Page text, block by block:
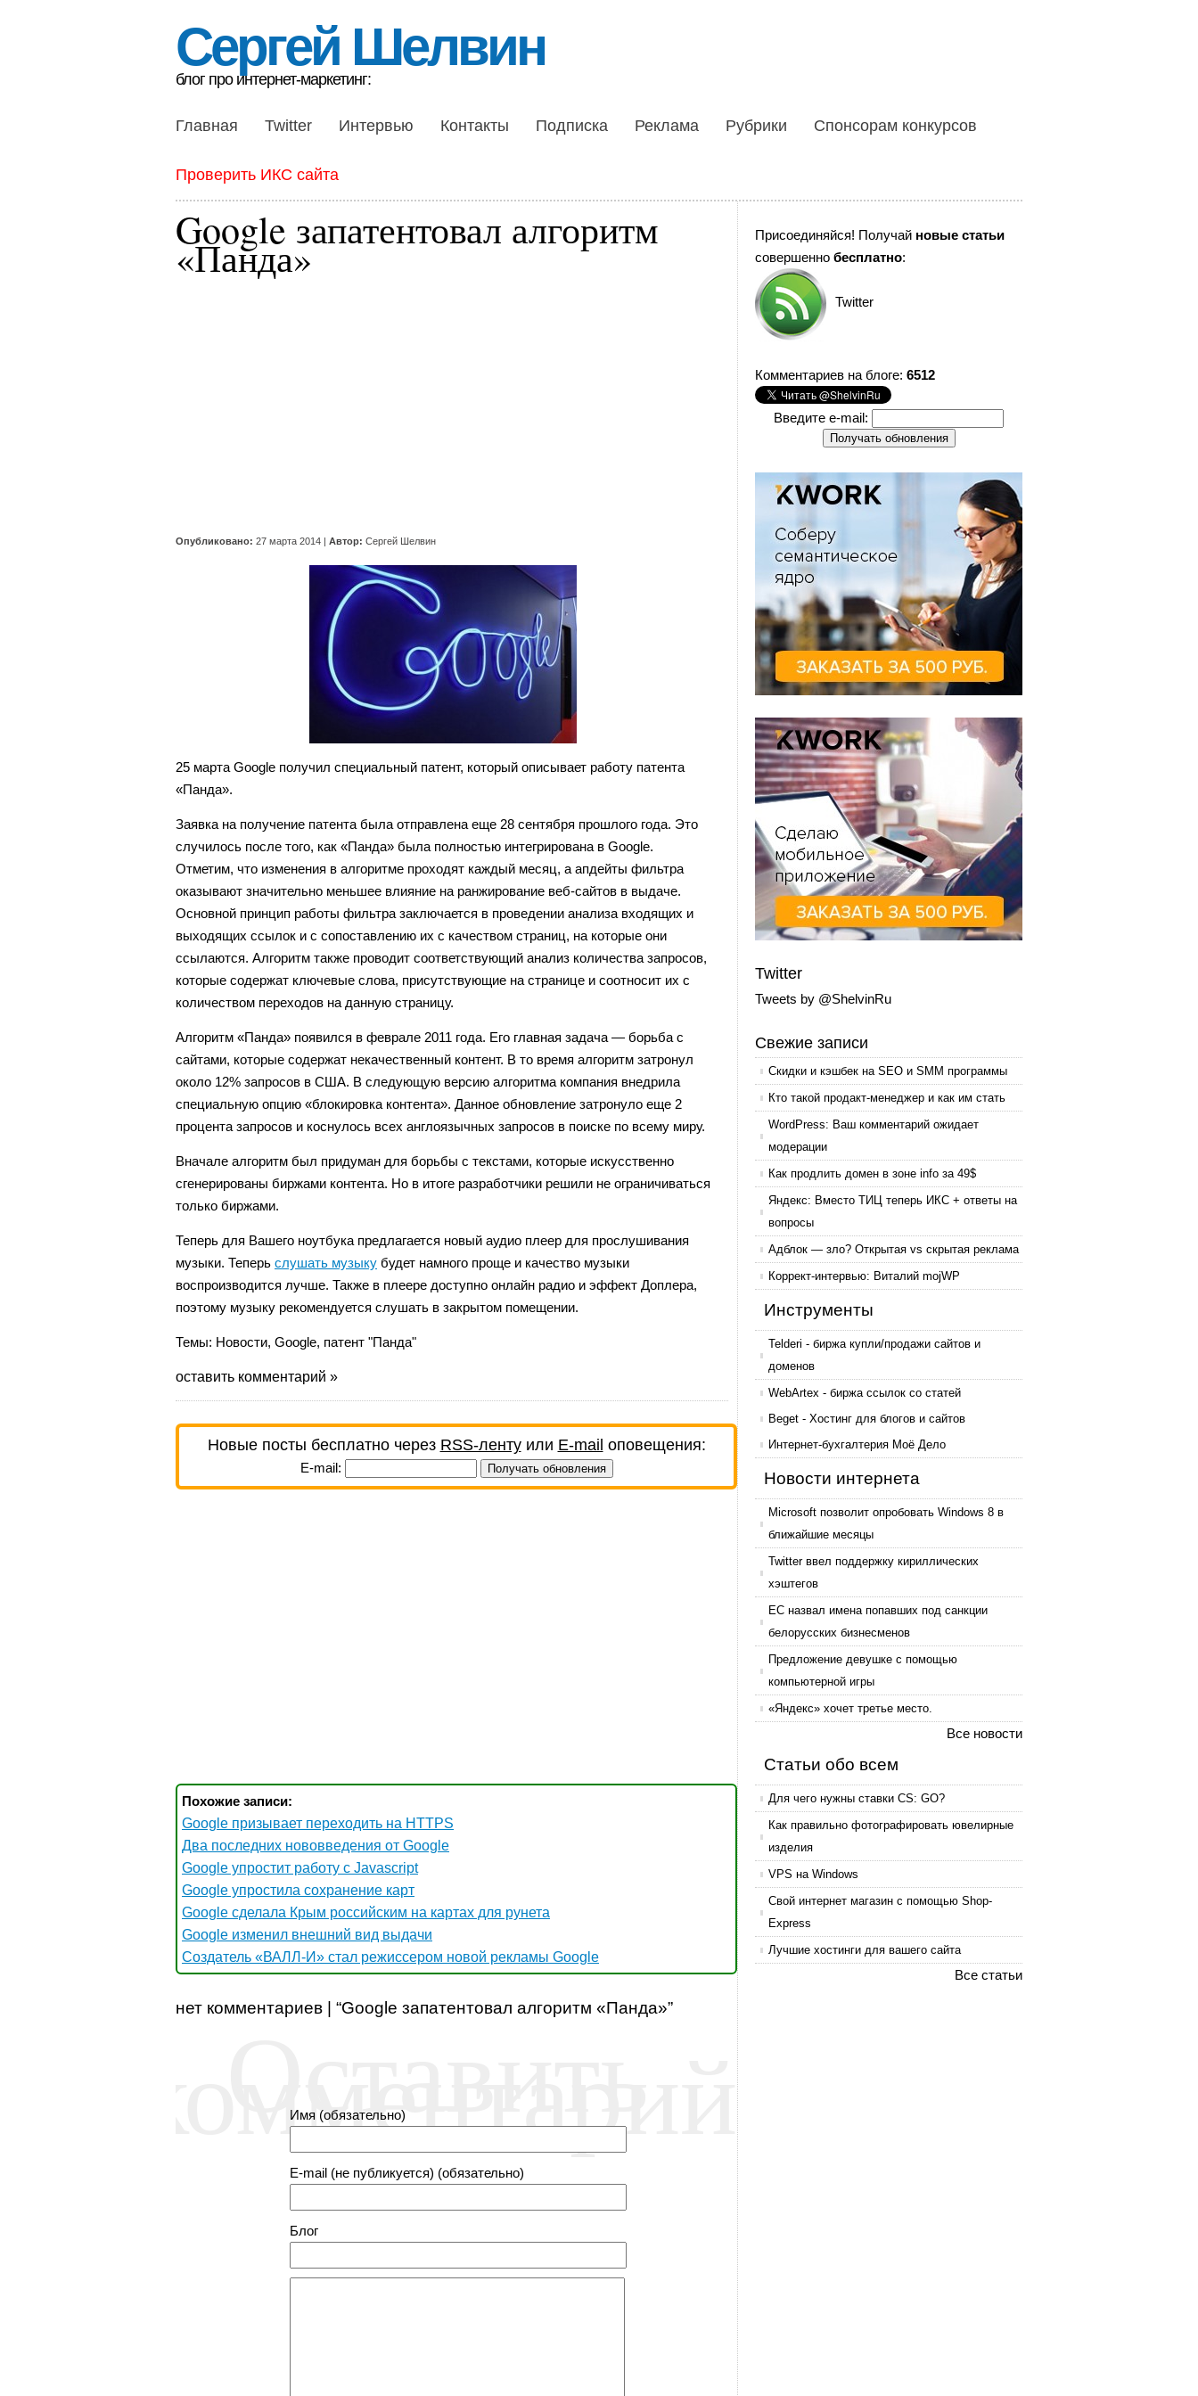
Сергей Шелвин
блог про интернет-маркетинг:
Главная Twitter Интервью Контакты Подписка Реклама Рубрики Спонсорам конкурсов
Проверить ИКС сайта
Google запатентовал алгоритм
«Панда»
Опубликовано: 27 марта 2014 | Автор: Сергей Шелвин
25 марта Google получил специальный патент, который описывает работу патента
«Панда».
Заявка на получение патента была отправлена еще 28 сентября прошлого года. Это
случилось после того, как «Панда» была полностью интегрирована в Google.
Отметим, что изменения в алгоритме проходят каждый месяц, а апдейты фильтра
оказывают значительно меньшее влияние на ранжирование веб-сайтов в выдаче.
Основной принцип работы фильтра заключается в проведении анализа входящих и
выходящих ссылок и с сопоставлению их с качеством страниц, на которые они
ссылаются. Алгоритм также проводит соответствующий анализ количества запросов,
которые содержат ключевые слова, присутствующие на странице и соотносит их с
количеством переходов на данную страницу.
Алгоритм «Панда» появился в феврале 2011 года. Его главная задача — борьба с
сайтами, которые содержат некачественный контент. В то время алгоритм затронул
около 12% запросов в США. В следующую версию алгоритма компания внедрила
специальную опцию «блокировка контента». Данное обновление затронуло еще 2
процента запросов и коснулось всех англоязычных запросов в поиске по всему миру.
Вначале алгоритм был придуман для борьбы с текстами, которые искусственно
сгенерированы биржами контента. Но в итоге разработчики решили не ограничиваться
только биржами.
Теперь для Вашего ноутбука предлагается новый аудио плеер для прослушивания
музыки. Теперь слушать музыку будет намного проще и качество музыки
воспроизводится лучше. Также в плеере доступно онлайн радио и эффект Доплера,
поэтому музыку рекомендуется слушать в закрытом помещении.
Темы: Новости, Google, патент "Панда"
оставить комментарий »
Новые посты бесплатно через RSS-лентуили E-mail оповещения:
E-mail:
Похожие записи:
Google призывает переходить на HTTPS
Два последних нововведения от Google
Google упростит работу с Javascript
Google упростила сохранение карт
Google сделала Крым российским на картах для рунета
Google изменил внешний вид выдачи
Создатель «ВАЛЛ-И» стал режиссером новой рекламы Google
нет комментариев | “Google запатентовал алгоритм «Панда»”
Оставить
комментарий
Имя (обязательно)
E-mail (не публикуется) (обязательно)
Блог
Присоединяйся! Получай новые статьи
совершенно бесплатно:
Twitter
Комментариев на блоге: 6512
Введите e-mail:
Twitter
Tweets by @ShelvinRu
Свежие записи
Скидки и кэшбек на SEO и SMM программы
Кто такой продакт-менеджер и как им стать
WordPress: Ваш комментарий ожидает
модерации
Как продлить домен в зоне info за 49$
Яндекс: Вместо ТИЦ теперь ИКС + ответы на
вопросы
Адблок — зло? Открытая vs скрытая реклама
Коррект-интервью: Виталий mojWP
Инструменты
Telderi - биржа купли/продажи сайтов и
доменов
WebArtex - биржа ссылок со статей
Beget - Хостинг для блогов и сайтов
Интернет-бухгалтерия Моё Дело
Новости интернета
Microsoft позволит опробовать Windows 8 в
ближайшие месяцы
Twitter ввел поддержку кириллических
хэштегов
ЕС назвал имена попавших под санкции
белорусских бизнесменов
Предложение девушке с помощью
компьютерной игры
«Яндекс» хочет третье место.
Все новости
Статьи обо всем
Для чего нужны ставки CS: GO?
Как правильно фотографировать ювелирные
изделия
VPS на Windows
Свой интернет магазин с помощью Shop-
Express
Лучшие хостинги для вашего сайта
Все статьи